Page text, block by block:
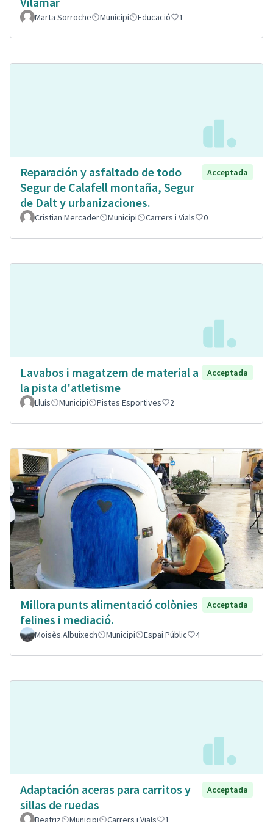
Marta Sorroche Municipi Educació 1
Reparación y asfaltado de todo
Segur de Calafell montaña, Segur
de Dalt y urbanizaciones.
Acceptada
Cristian Mercader Municipi Carrers i Vials 0
Lavabos i magatzem de material a
la pista d'atletisme
Acceptada
Lluís Municipi Pistes Esportives 2
Millora punts alimentació colònies
felines i mediació.
Acceptada
Moisès.Albuixech Municipi Espai Públic 4
Adaptación aceras para carritos y
sillas de ruedas
Acceptada
Beatriz Municipi Carrers i Vials 1